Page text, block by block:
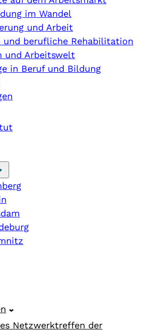
im Wandel
und Arbeit
und berufliche Rehabilitation
und Arbeitswelt
in Beruf und Bildung
Netzwerktreffen der